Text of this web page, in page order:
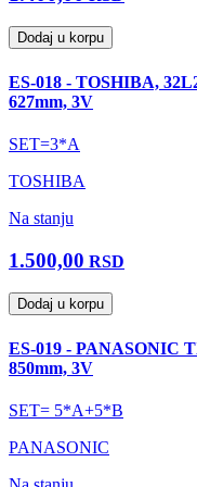
Dodaj u korpu
ES-018 - TOSHIBA,
627mm, 3V
SET=3*A
TOSHIBA
Na stanju
1.500,00 RSD
Dodaj u korpu
ES-019 - PANASONIC
850mm, 3V
SET= 5*A+5*B
PANASONIC